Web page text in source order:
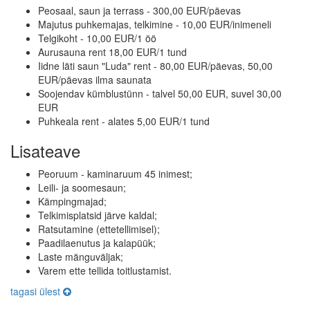
Peosaal, saun ja terrass - 300,00 EUR/päevas
Majutus puhkemajas, telkimine - 10,00 EUR/inimeneli
Telgikoht - 10,00 EUR/1 öö
Aurusauna rent 18,00 EUR/1 tund
Iidne läti saun "Luda" rent - 80,00 EUR/päevas, 50,00
EUR/päevas ilma saunata
Soojendav kümblustünn - talvel 50,00 EUR, suvel 30,00
EUR
Puhkeala rent - alates 5,00 EUR/1 tund
Lisateave
Peoruum - kaminaruum 45 inimest;
Leili- ja soomesaun;
Kämpingmajad;
Telkimisplatsid järve kaldal;
Ratsutamine (ettetellimisel);
Paadilaenutus ja kalapüük;
Laste mänguväljak;
Varem ette tellida toitlustamist.
tagasi ülest